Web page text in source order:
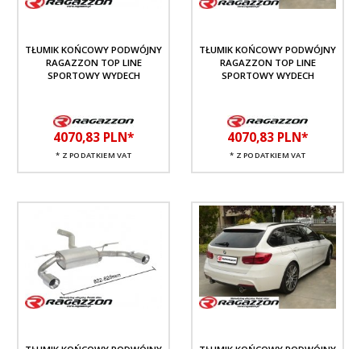
TŁUMIK KOŃCOWY PODWÓJNY
RAGAZZON TOP LINE
SPORTOWY WYDECH
4070,83 PLN*
* Z PODATKIEM VAT
TŁUMIK KOŃCOWY PODWÓJNY
RAGAZZON TOP LINE
SPORTOWY WYDECH
4070,83 PLN*
* Z PODATKIEM VAT